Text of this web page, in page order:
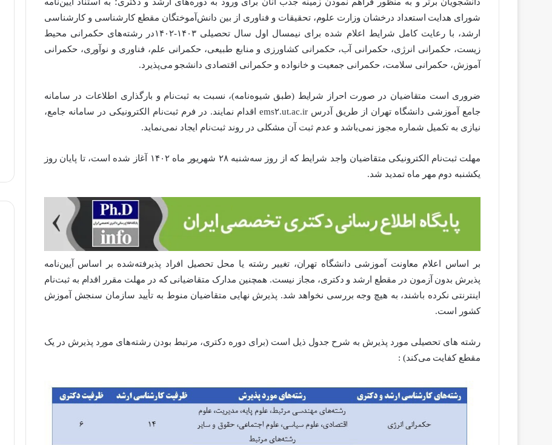
شورای هدایت استعداد درخشان وزارت علوم، تحقیقات و فناوری از بین دانش‌آموختگان مقطع کارشناسی و کارشناسی
ارشد، با رعایت کامل شرایط اعلام شده برای نیمسال اول سال تحصیلی ۱۴۰۳-۱۴۰۲در رشته‌های حکمرانی محیط
زیست، حکمرانی انرژی، حکمرانی آب، حکمرانی کشاورزی و منابع طبیعی، حکمرانی علم، فناوری و نوآوری، حکمرانی
آموزش، حکمرانی سلامت، حکمرانی جمعیت و خانواده و حکمرانی اقتصادی دانشجو می‌پذیرد.
ضروری است متقاضیان در صورت احراز شرایط (طبق شیوه‌نامه)، نسبت به ثبت‌نام و بارگذاری اطلاعات در سامانه
جامع آموزشی دانشگاه تهران از طریق آدرس ems۲.ut.ac.ir اقدام نمایند. در فرم ثبت‌نام الکترونیکی در سامانه جامع،
نیازی به تکمیل شماره مجوز نمی‌باشد و عدم ثبت آن مشکلی در روند ثبت‌نام ایجاد نمی‌نماید.
مهلت ثبت‌نام الکترونیکی متقاضیان واجد شرایط که از روز سه‌شنبه ۲۸ شهریور ماه ۱۴۰۲ آغاز شده است، تا پایان روز
یکشنبه دوم مهر ماه تمدید شد.
بر اساس اعلام معاونت آموزشی دانشگاه تهران، تغییر رشته یا محل تحصیل افراد پذیرفته‌شده بر اساس آیین‌نامه
پذیرش بدون آزمون در مقطع ارشد و دکتری، مجاز نیست. همچنین مدارک متقاضیانی که در مهلت مقرر اقدام به ثبت‌نام
اینترنتی نکرده باشند، به هیچ وجه بررسی نخواهد شد. پذیرش نهایی متقاضیان منوط به تأیید سازمان سنجش آموزش
کشور است.
رشته های تحصیلی مورد پذیرش به شرح جدول ذیل است (برای دوره دکتری، مرتبط بودن رشته‌های مورد پذیرش در یک
مقطع کفایت می‌کند) :